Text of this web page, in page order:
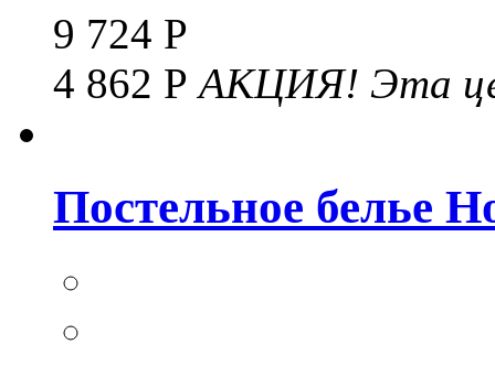
9 724 Р
4 862 РАКЦИЯ! Эта
Постельное белье